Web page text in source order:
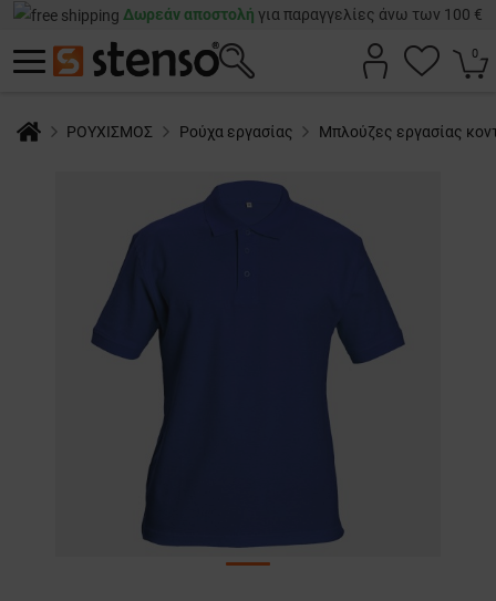
Δωρεάν αποστολή για παραγγελίες άνω των 100 €
0
ΡΟΥΧΙΣΜΟΣ Ρούχα εργασίας Μπλούζες εργασίας